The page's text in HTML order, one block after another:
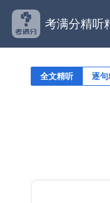
考满分精
全文精听 逐